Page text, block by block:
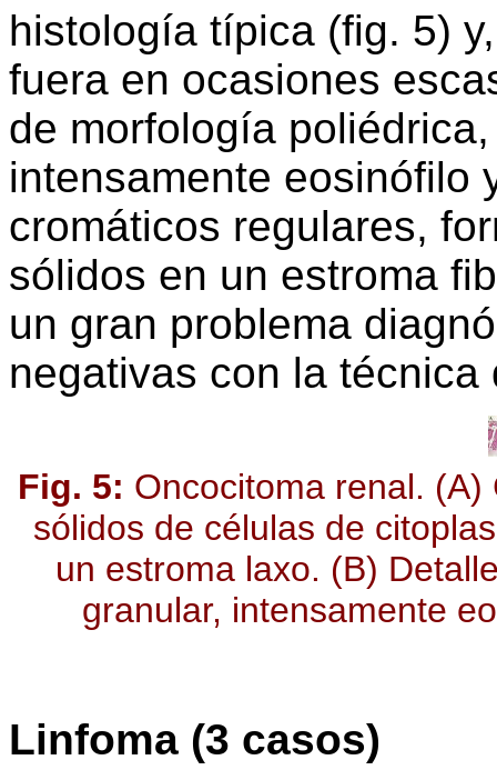
histología típica (fig. 5)
fuera en ocasiones
de morfología
intensamente eosinófilo
cromáticos regulares,
sólidos en un estroma
un gran problema
negativas con la
Fig. 5: Oncocitoma renal.
sólidos de células de
un estroma laxo. (B)
granular, intensamente
Linfoma (3 casos)